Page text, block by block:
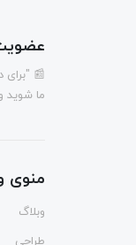
📰 "برای
ما شوید
وبلاگ
طراحی